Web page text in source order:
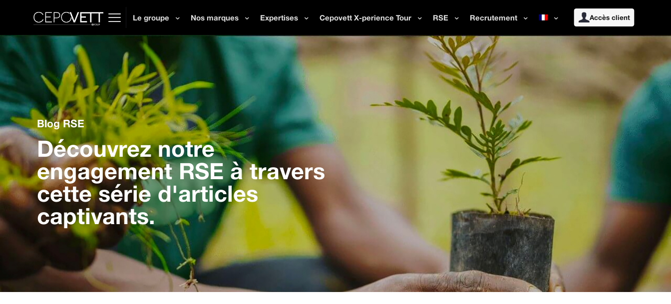
Le groupe Nos marques Expertises Cepovett X-perience Tour RSE Recrutement Accès client
Blog RSE
Découvrez notre
engagement RSE à travers
cette série d'articles
captivants.